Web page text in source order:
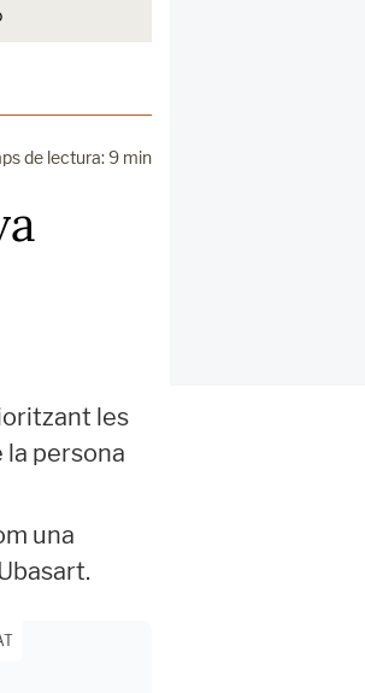
de lectura: 9 min
les
persona
una